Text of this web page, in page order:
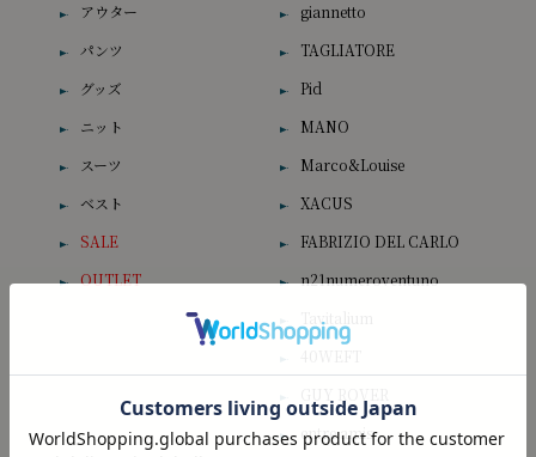
アウター
パンツ
グッズ
ニット
スーツ
ベスト
SALE
OUTLET
giannetto
TAGLIATORE
Pid
MANO
Marco&Louise
XACUS
FABRIZIO DEL CARLO
n21numeroventuno
Tavitalium
entre amis